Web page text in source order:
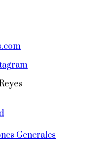
Generales